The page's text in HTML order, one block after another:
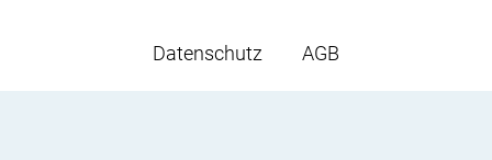
Datenschutz AGB